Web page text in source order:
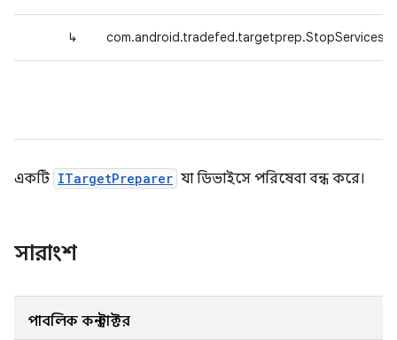
↳
একটি ITargetPreparer যা ডিভাইসে পরিষেবা বন্ধ করে।
সারাংশ
পাবলিক কনস্ট্রাক্টর